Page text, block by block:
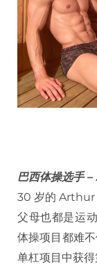
巴西体操选手
30 岁的 Arthur
父母也都是运
体操项目都难
单杠项目中获